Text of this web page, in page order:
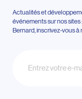
Actualités et
événements sur nos
Bernard, inscrivez-vous